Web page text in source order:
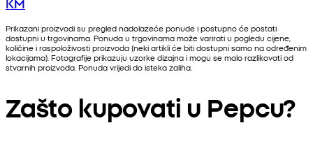
Prikazani proizvodi su pregled nadolazeće ponude i postupno će postati
dostupni u trgovinama. Ponuda u trgovinama može varirati u pogledu cijene,
količine i raspoloživosti proizvoda (neki artikli će biti dostupni samo na određenim
lokacijama). Fotografije prikazuju uzorke dizajna i mogu se malo razlikovati od
stvarnih proizvoda. Ponuda vrijedi do isteka zaliha.
Zašto kupovati u Pepcu?